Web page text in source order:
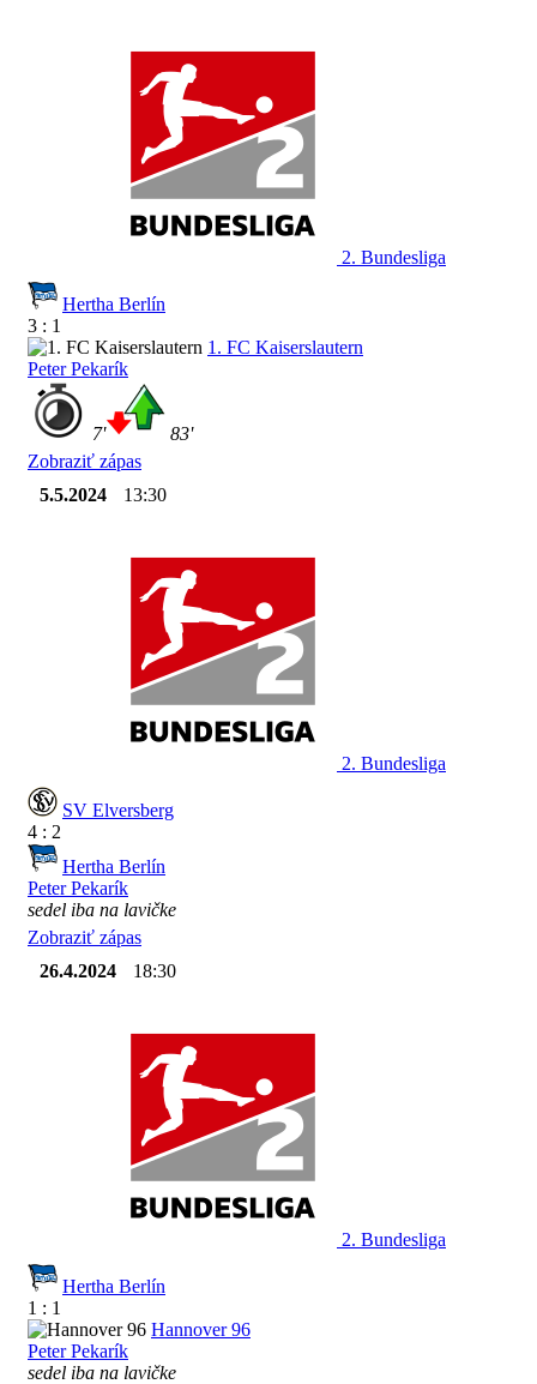
2. Bundesliga
Hertha Berlín
3 : 1
1. FC Kaiserslautern
Peter Pekarík
7'
83'
Zobraziť zápas
5.5.2024
13:30
2. Bundesliga
SV Elversberg
4 : 2
Hertha Berlín
Peter Pekarík
sedel iba na lavičke
Zobraziť zápas
26.4.2024
18:30
2. Bundesliga
Hertha Berlín
1 : 1
Hannover 96
Peter Pekarík
sedel iba na lavičke